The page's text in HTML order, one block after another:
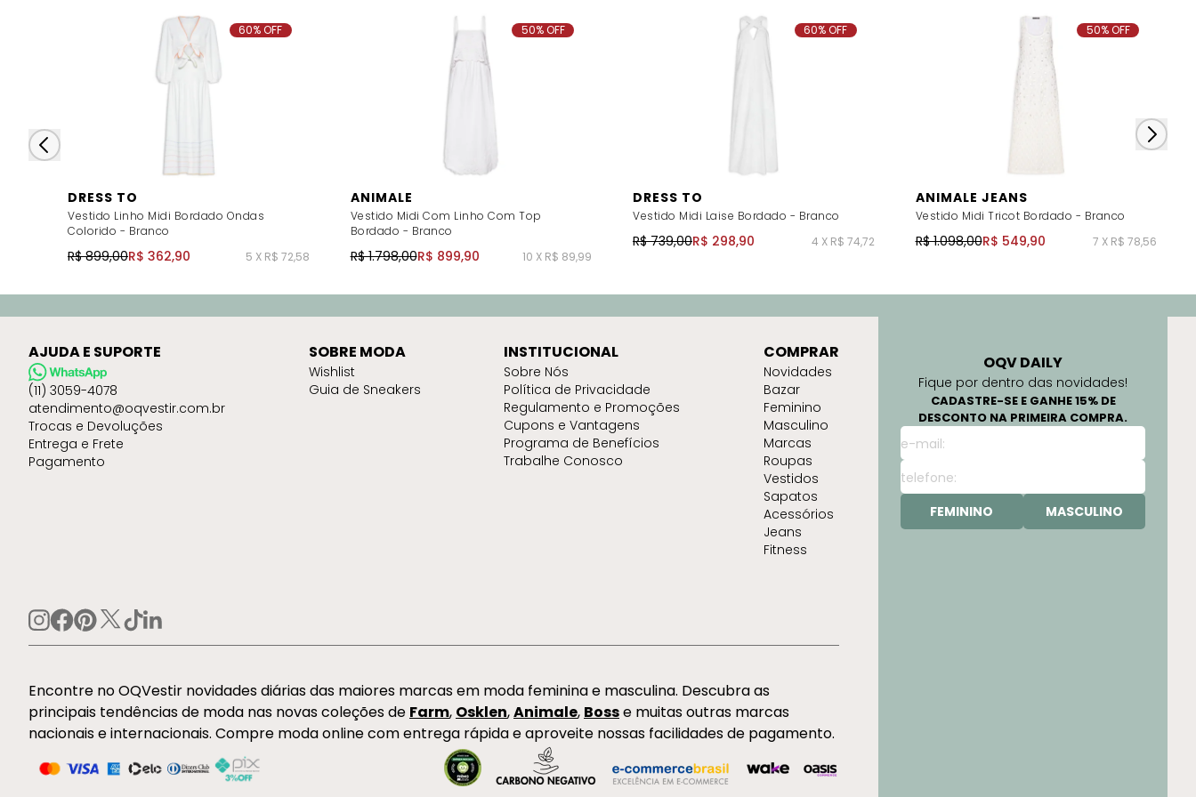
DRESS TO
Vestido Linho Midi Bordado Ondas
Colorido - Branco
R$ 899,00R$ 362,90 5 X R$ 72,58
60% OFF
ANIMALE
Vestido Midi Com Linho Com Top
Bordado - Branco
R$ 1.798,00R$ 899,90 10 X R$ 89,99
50% OFF
DRESS TO
Vestido Midi Laise Bordado - Branco
R$ 739,00R$ 298,90 4 X R$ 74,72
60% OFF
ANIMALE JEANS
Vestido Midi Tricot Bordado - Branco
R$ 1.098,00R$ 549,90 7 X R$ 78,56
50% OFF
OQV DAILY
Fique por dentro das novidades!
CADASTRE-SE E GANHE 15% DE
DESCONTO NA PRIMEIRA COMPRA.
FEMININO MASCULINO
AJUDA E SUPORTE
(11) 3059-4078
atendimento@oqvestir.com.br
Trocas e Devoluções
Entrega e Frete
Pagamento
SOBRE MODA
Wishlist
Guia de Sneakers
INSTITUCIONAL
Sobre Nós
Política de Privacidade
Regulamento e Promoções
Cupons e Vantagens
Programa de Benefícios
Trabalhe Conosco
COMPRAR
Novidades
Bazar
Feminino
Masculino
Marcas
Roupas
Vestidos
Sapatos
Acessórios
Jeans
Fitness
Encontre no OQVestir novidades diárias das maiores marcas em moda feminina e masculina. Descubra as
principais tendências de moda nas novas coleções de Farm, Osklen,Animale, Bosse muitas outras marcas
nacionais e internacionais. Compre moda online com entrega rápida e aproveite nossas facilidades de pagamento.